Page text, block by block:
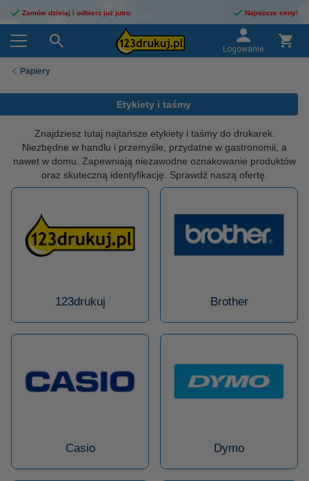
Zamów dzisiaj i odbierz już jutro Najniższe ceny!
Logowanie
Papiery
Etykiety i taśmy
Znajdziesz tutaj najtańsze etykiety i taśmy do drukarek.
Niezbędne w handlu i przemyśle, przydatne w gastronomii, a
nawet w domu. Zapewniają niezawodne oznakowanie produktów
oraz skuteczną identyfikację. Sprawdź naszą ofertę.
123drukuj Brother
Casio Dymo